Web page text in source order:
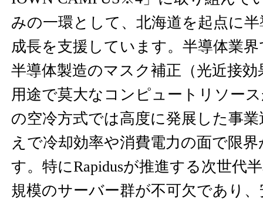
みの一環として、北海道を起点に
成長を支援しています。半導体業
半導体製造のマスク補正（光近接
用途で莫大なコンピュートリソー
の空冷方式では高度に発展した事
えで冷却効率や消費電力の面で限
す。特にRapidusが推進する次世代
規模のサーバー群が不可欠であり